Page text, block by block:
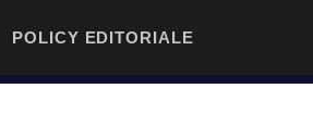
POLICY EDITORIALE